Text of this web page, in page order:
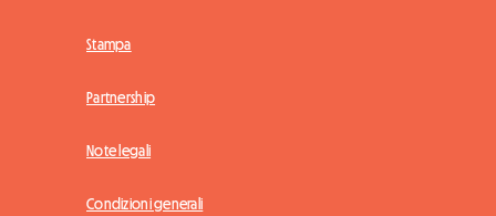
Stampa
Partnership
Note legali
Condizioni generali